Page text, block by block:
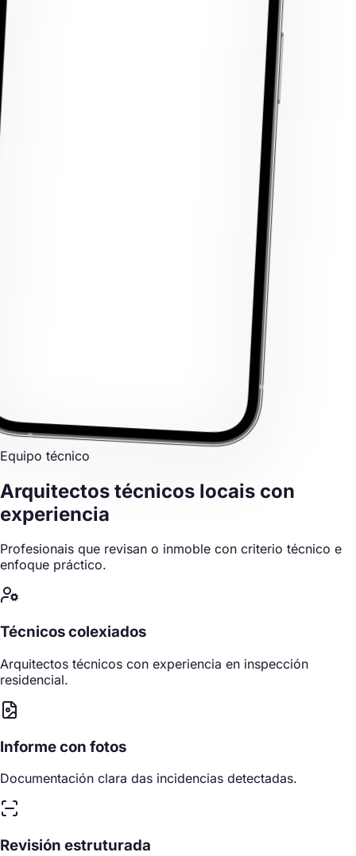
Equipo técnico
Arquitectos técnicos locais con
experiencia
Profesionais que revisan o inmoble con criterio técnico e
enfoque práctico.
Técnicos colexiados
Arquitectos técnicos con experiencia en inspección
residencial.
Informe con fotos
Documentación clara das incidencias detectadas.
Revisión estruturada